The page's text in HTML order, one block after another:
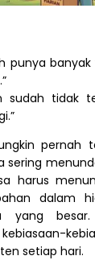
punya
sudah tidak
pernah
sering
harus
dalam
yang besar.
setiap hari.